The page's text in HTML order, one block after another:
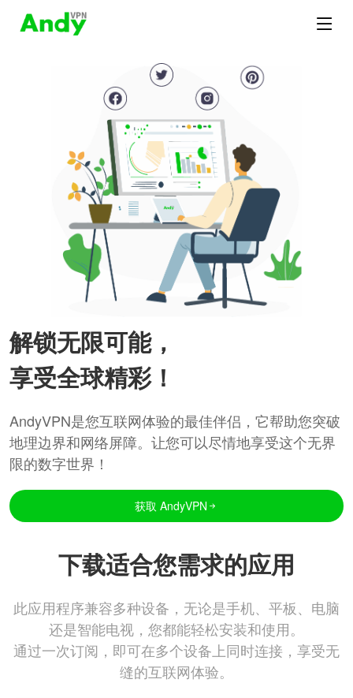
解锁无限可能，
享受全球精彩！
AndyVPN是您互联网体验的最佳伴侣，它帮助您突破
地理边界和网络屏障。让您可以尽情地享受这个无界
限的数字世界！
获取 AndyVPN
下载适合您需求的应用
此应用程序兼容多种设备，无论是手机、平板、电脑
还是智能电视，您都能轻松安装和使用。
通过一次订阅，即可在多个设备上同时连接，享受无
缝的互联网体验。